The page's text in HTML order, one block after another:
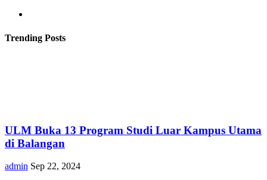
Trending Posts
ULM Buka 13 Program Studi Luar Kampus Utama
di Balangan
admin Sep 22, 2024